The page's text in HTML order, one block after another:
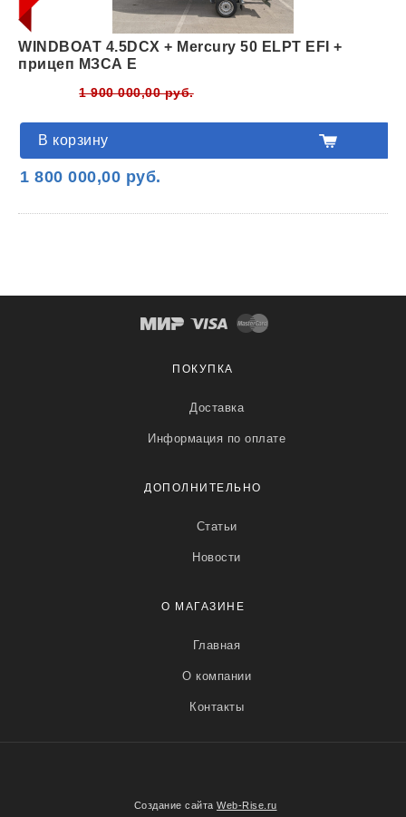
WINDBOAT 4.5DCX + Mercury 50 ELPT EFI +
прицеп МЗСА Е
В корзину
1 800 000,00 руб.
1 900 000,00 руб.
ПОКУПКА
Доставка
Информация по оплате
ДОПОЛНИТЕЛЬНО
Статьи
Новости
О МАГАЗИНЕ
Главная
О компании
Контакты
Создание сайта Web-Rise.ru